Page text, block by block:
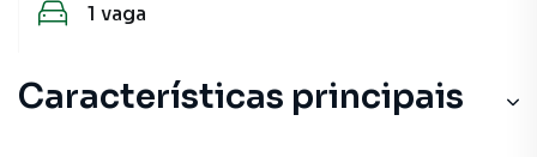
1 vaga
Características principais